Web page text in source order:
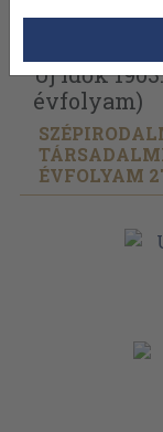
Vissza az
Uj Idők
évfolyam)
ÉVFOLYAM